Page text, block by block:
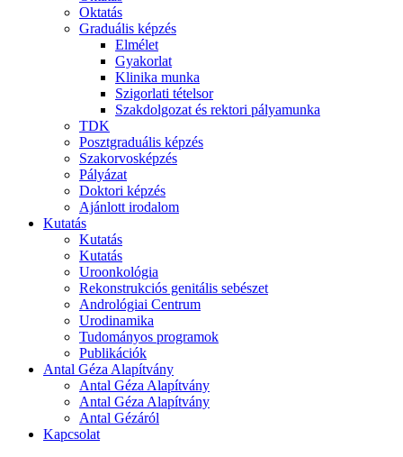
Oktatás
Graduális képzés
Elmélet
Gyakorlat
Klinika munka
Szigorlati tételsor
Szakdolgozat és rektori pályamunka
TDK
Posztgraduális képzés
Szakorvosképzés
Pályázat
Doktori képzés
Ajánlott irodalom
Kutatás
Kutatás
Kutatás
Uroonkológia
Rekonstrukciós genitális sebészet
Andrológiai Centrum
Urodinamika
Tudományos programok
Publikációk
Antal Géza Alapítvány
Antal Géza Alapítvány
Antal Géza Alapítvány
Antal Gézáról
Kapcsolat